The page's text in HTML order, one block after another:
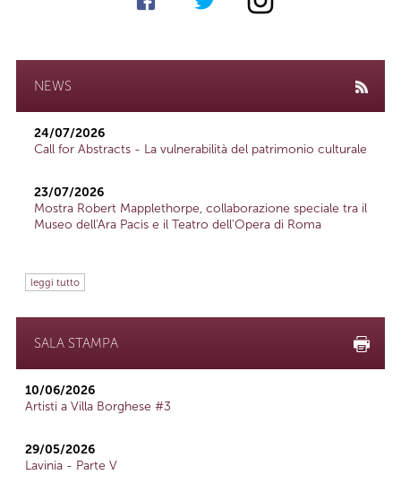
NEWS
24/07/2026
Call for Abstracts - La vulnerabilità del patrimonio culturale
23/07/2026
Mostra Robert Mapplethorpe, collaborazione speciale tra il
Museo dell'Ara Pacis e il Teatro dell'Opera di Roma
leggi tutto
SALA STAMPA
10/06/2026
Artisti a Villa Borghese #3
29/05/2026
Lavinia - Parte V